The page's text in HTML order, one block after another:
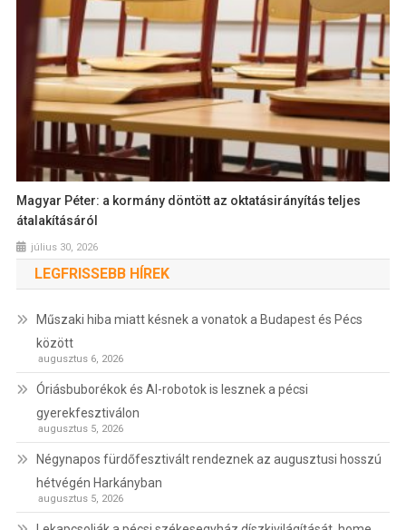
Magyar Péter: a kormány döntött az oktatásirányítás teljes
átalakításáról
július 30, 2026
LEGFRISSEBB HÍREK
Műszaki hiba miatt késnek a vonatok a Budapest és Pécs
között
augusztus 6, 2026
Óriásbuborékok és AI-robotok is lesznek a pécsi
gyerekfesztiválon
augusztus 5, 2026
Négynapos fürdőfesztivált rendeznek az augusztusi hosszú
hétvégén Harkányban
augusztus 5, 2026